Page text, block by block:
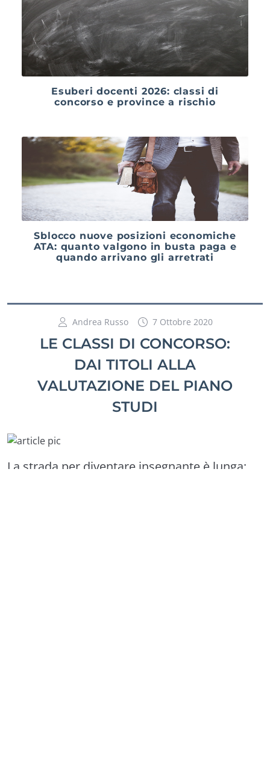
Esuberi docenti 2026: classi di
concorso e province a rischio
Sblocco nuove posizioni economiche
ATA: quanto valgono in busta paga e
quando arrivano gli arretrati
Andrea Russo 7 Ottobre 2020
LE CLASSI DI CONCORSO:
DAI TITOLI ALLA
VALUTAZIONE DEL PIANO
STUDI
La strada per diventare insegnante è lunga: